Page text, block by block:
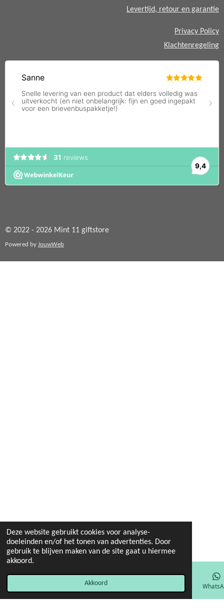
Deze website gebruikt cookies voor analyse-
doeleinden en/of het tonen van advertenties. Door
gebruik te blijven maken van de site gaat u hiermee
akkoord.
Akkoord
Levertijd, retour en garantie
Privacy Policy
Klachtenregeling
© 2022 - 2026 Mint 11 giftstore
Powered by JouwWeb